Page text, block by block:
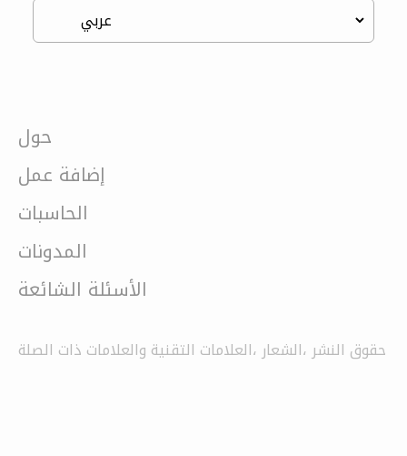
حول
إضافة عمل
الحاسبات
المدونات
الأسئلة الشائعة
حقوق النشر ،الشعار ،العلامات التقنية والعلامات ذات الصلة